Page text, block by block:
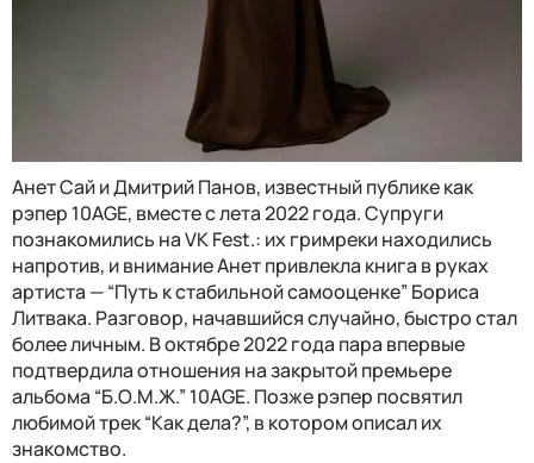
Анет Сай и Дмитрий Панов, известный публике как
рэпер 10AGE, вместе с лета 2022 года. Супруги
познакомились на VK Fest.: их гримреки находились
напротив, и внимание Анет привлекла книга в руках
артиста — “Путь к стабильной самооценке” Бориса
Литвака. Разговор, начавшийся случайно, быстро стал
более личным. В октябре 2022 года пара впервые
подтвердила отношения на закрытой премьере
альбома “Б.О.М.Ж.” 10AGE. Позже рэпер посвятил
любимой трек “Как дела?”, в котором описал их
знакомство.